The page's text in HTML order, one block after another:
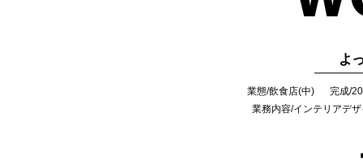
よ
業態/飲食店(中)
完成/
業務内容/インテリアデ